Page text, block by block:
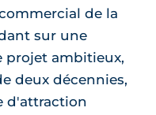
de la
sur une
projet ambitieux,
deux décennies,
d'attraction